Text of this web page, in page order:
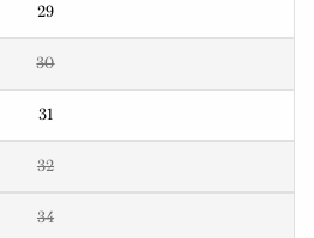
29
30
31
32
34